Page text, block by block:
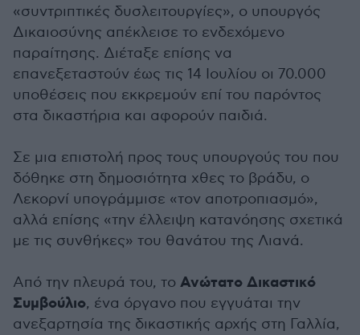
«συντριπτικές δυσλειτουργίες», ο υπουργός
Δικαιοσύνης απέκλεισε το ενδεχόμενο
παραίτησης. Διέταξε επίσης να
επανεξεταστούν έως τις 14 Ιουλίου οι 70.000
υποθέσεις που εκκρεμούν επί του παρόντος
στα δικαστήρια και αφορούν παιδιά.
Σε μια επιστολή προς τους υπουργούς του που
δόθηκε στη δημοσιότητα χθες το βράδυ, ο
Λεκορνί υπογράμμισε «τον αποτροπιασμό»,
αλλά επίσης «την έλλειψη κατανόησης σχετικά
με τις συνθήκες» του θανάτου της Λιανά.
Από την πλευρά του, το Ανώτατο Δικαστικό
Συμβούλιο, ένα όργανο που εγγυάται την
ανεξαρτησία της δικαστικής αρχής στη Γαλλία,